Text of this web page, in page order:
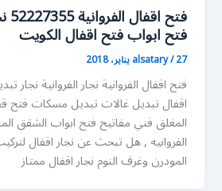
فتح ابواب فتح اقفال الكويت
alsatary/27 يناير، 2018
فتح اقفال الفروانية نجار الفروانية نجار
اقفال تبديل غالات تبديل مسكات فتح
المغلق فني مفاتيح فتح ابواب الشقق
الفروانيه , هل تبحث عن نجار اقفال
المودرن وغرف النوم نجار اقفال ممتاز